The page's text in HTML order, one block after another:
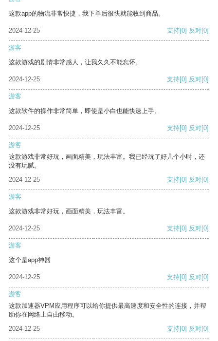
这款app的物流非常快捷，我下单后很快就能收到商品。
2024-12-25 支持[0] 反对[0]
游客
这款游戏的剧情非常感人，让我久久不能忘怀。
2024-12-25 支持[0] 反对[0]
游客
这款软件的操作非常简单，即使是小白也能快速上手。
2024-12-25 支持[0] 反对[0]
游客
这款游戏非常好玩，画面精美，玩法丰富。我已经玩了好几个小时，还
没有玩腻。
2024-12-25
支持[0] 反对[0]
游客
这款游戏非常好玩，画面精美，玩法丰富。
2024-12-25 支持[0] 反对[0]
游客
这个是app神器
2024-12-25 支持[0] 反对[0]
游客
这款加速器VPM应用程序可以给你提供最高速度和安全性的连接，并帮
助你在网络上自由移动。
2024-12-25
支持[0] 反对[0]